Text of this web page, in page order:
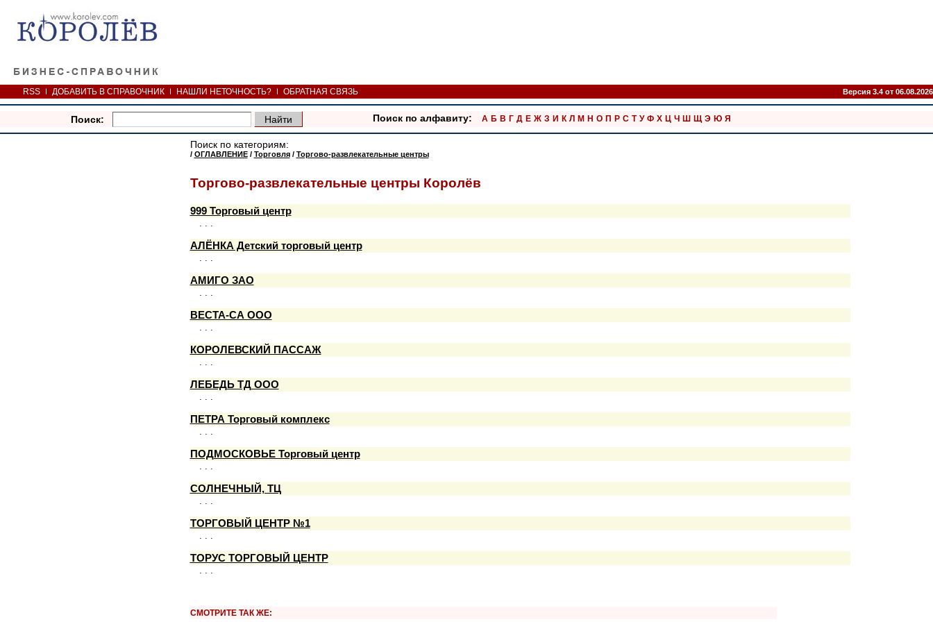
RSS ДОБАВИТЬ В СПРАВОЧНИК НАШЛИ НЕТОЧНОСТЬ? ОБРАТНАЯ СВЯЗЬ Версия 3.4 от 06.08.2026
Поиск: Поиск по алфавиту: А Б В Г Д Е Ж З И К Л М Н О П Р С Т У Ф Х Ц Ч Ш Щ Э Ю Я
Поиск по категориям:
/ ОГЛАВЛЕНИЕ/ Торговля/ Торгово-развлекательные центры
Торгово-развлекательные центры Королёв
999 Торговый центр
. . .
АЛЁНКА Детский торговый центр
. . .
АМИГО ЗАО
. . .
ВЕСТА-СА ООО
. . .
КОРОЛЕВСКИЙ ПАССАЖ
. . .
ЛЕБЕДЬ ТД ООО
. . .
ПЕТРА Торговый комплекс
. . .
ПОДМОСКОВЬЕ Торговый центр
. . .
СОЛНЕЧНЫЙ, ТЦ
. . .
ТОРГОВЫЙ ЦЕНТР №1
. . .
ТОРУС ТОРГОВЫЙ ЦЕНТР
. . .
СМОТРИТЕ ТАК ЖЕ: